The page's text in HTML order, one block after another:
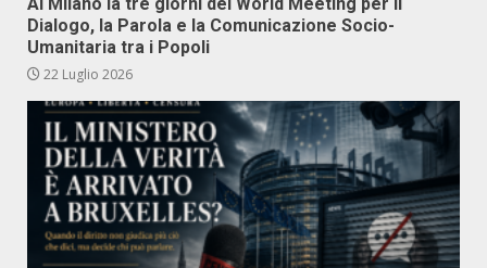
Dialogo, la Parola e la Comunicazione Socio-
Umanitaria tra i Popoli
22 Luglio 2026